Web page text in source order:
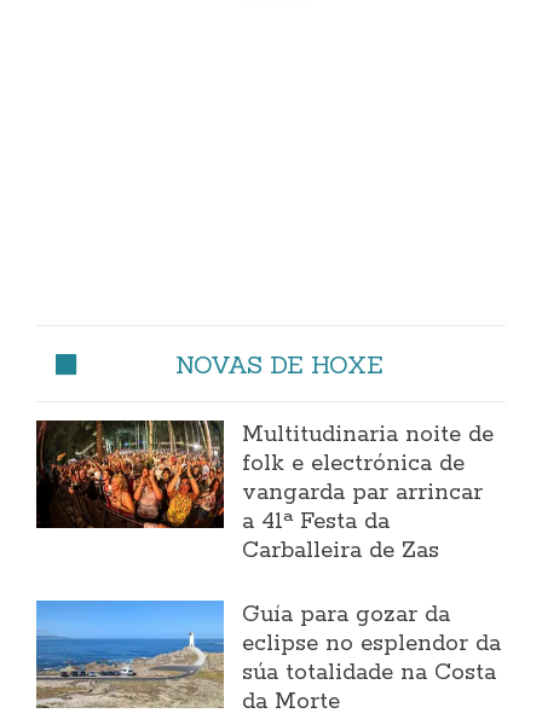
NOVAS DE HOXE
Multitudinaria noite de
folk e electrónica de
vangarda par arrincar
a 41ª Festa da
Carballeira de Zas
Guía para gozar da
eclipse no esplendor da
súa totalidade na Costa
da Morte